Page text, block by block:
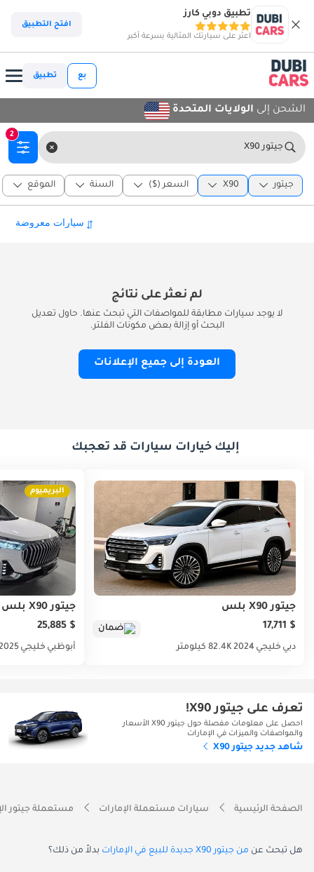
تطبيق دوبي كارز
اعثر على سيارتك المثالية بسرعة أكبر
افتح التطبيق
بع تطبيق
الشحن إلى الولايات المتحدة
جيتور X90
2
جيتور X90 السعر ($) السنة الموقع
لم نعثر على نتائج
لا يوجد سيارات مطابقة للمواصفات التي تبحث عنها. حاول تعديل
البحث أو إزالة بعض مكونات الفلتر.
العودة إلى جميع الإعلانات
إليك خيارات سيارات قد تعجبك
جيتور X90 بلس
$ 17,711
ضمان
دبي خليجي 202482.4K كيلومتر
البريميوم
جيتور X90 بلس
$ 25,885
أبوظبي خليجي
تعرف على جيتور X90!
احصل على معلومات مفصلة حول جيتور X90 الأسعار
والمواصفات والميزات في الإمارات
شاهد جديد جيتور X90
الصفحة الرئيسية سيارات مستعملة الإمارات مستعملة جيتور
هل تبحث عن من جيتور X90 جديدة للبيع في الإمارات بدلاً من ذلك؟